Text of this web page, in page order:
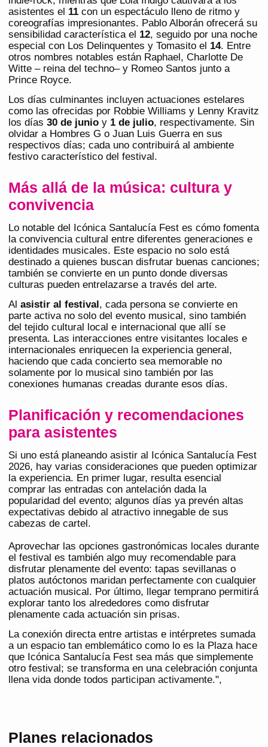
asistentes el 11 con un espectáculo lleno de ritmo y
coreografías impresionantes. Pablo Alborán ofrecerá su
sensibilidad característica el 12, seguido por una noche
especial con Los Delinquentes y Tomasito el 14. Entre
otros nombres notables están Raphael, Charlotte De
Witte – reina del techno– y Romeo Santos junto a
Prince Royce.
Los días culminantes incluyen actuaciones estelares
como las ofrecidas por Robbie Williams y Lenny Kravitz
los días 30 de junio y 1 de julio, respectivamente. Sin
olvidar a Hombres G o Juan Luis Guerra en sus
respectivos días; cada uno contribuirá al ambiente
festivo característico del festival.
Más allá de la música: cultura y
convivencia
Lo notable del Icónica Santalucía Fest es cómo fomenta
la convivencia cultural entre diferentes generaciones e
identidades musicales. Este espacio no solo está
destinado a quienes buscan disfrutar buenas canciones;
también se convierte en un punto donde diversas
culturas pueden entrelazarse a través del arte.
Al asistir al festival , cada persona se convierte en
parte activa no solo del evento musical, sino también
del tejido cultural local e internacional que allí se
presenta. Las interacciones entre visitantes locales e
internacionales enriquecen la experiencia general,
haciendo que cada concierto sea memorable no
solamente por lo musical sino también por las
conexiones humanas creadas durante esos días.
Planificación y recomendaciones
para asistentes
Si uno está planeando asistir al Icónica Santalucía Fest
2026, hay varias consideraciones que pueden optimizar
la experiencia. En primer lugar, resulta esencial
comprar las entradas con antelación dada la
popularidad del evento; algunos días ya prevén altas
expectativas debido al atractivo innegable de sus
cabezas de cartel.
Aprovechar las opciones gastronómicas locales durante
el festival es también algo muy recomendable para
disfrutar plenamente del evento: tapas sevillanas o
platos autóctonos maridan perfectamente con cualquier
actuación musical. Por último, llegar temprano permitirá
explorar tanto los alrededores como disfrutar
plenamente cada actuación sin prisas.
La conexión directa entre artistas e intérpretes sumada
a un espacio tan emblemático como lo es la Plaza hace
que Icónica Santalucía Fest sea más que simplemente
otro festival; se transforma en una celebración conjunta
llena vida donde todos participan activamente.",
Planes relacionados